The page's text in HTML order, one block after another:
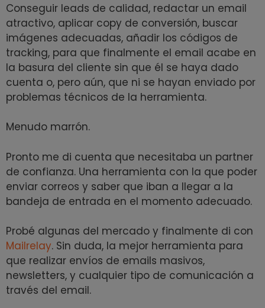
Conseguir leads de calidad, redactar un email
atractivo, aplicar copy de conversión, buscar
imágenes adecuadas, añadir los códigos de
tracking, para que finalmente el email acabe en
la basura del cliente sin que él se haya dado
cuenta o, pero aún, que ni se hayan enviado por
problemas técnicos de la herramienta.
Menudo marrón.
Pronto me di cuenta que necesitaba un partner
de confianza. Una herramienta con la que poder
enviar correos y saber que iban a llegar a la
bandeja de entrada en el momento adecuado.
Probé algunas del mercado y finalmente di con
Mailrelay. Sin duda, la mejor herramienta para
que realizar envíos de emails masivos,
newsletters, y cualquier tipo de comunicación a
través del email.